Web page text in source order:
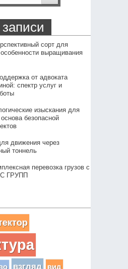
сорт для
выращивания
от адвоката
спектр услуг и
изыскания для
безопасной
движения через
тоннель
перевозка грузов с
ГРУПП
взгляд вид